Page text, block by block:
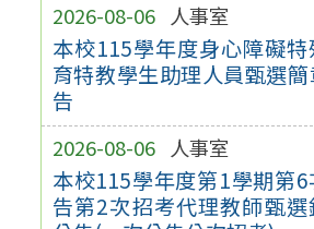
2026-08-06 人事室
本校115學年度身心障礙特
育特教學生助理人員甄選
告
2026-08-06 人事室
本校115學年度第1學期第
告第2次招考代理教師甄選